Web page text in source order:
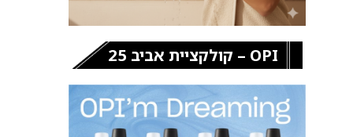
OPI – קולקציית אביב 25